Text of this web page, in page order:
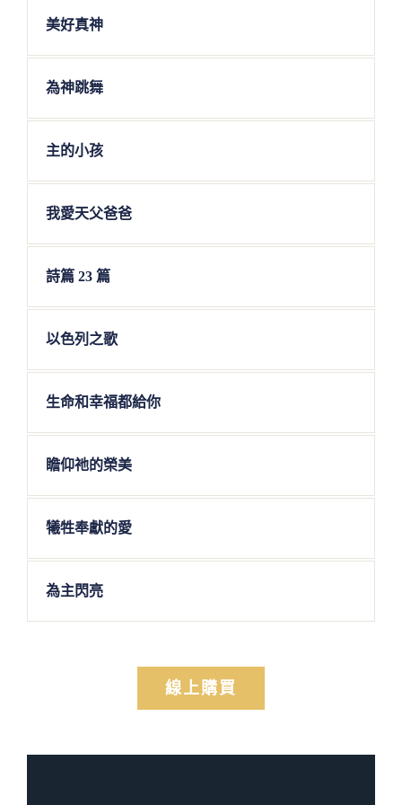
美好真神
為神跳舞
主的小孩
我愛天父爸爸
詩篇 23 篇
以色列之歌
生命和幸福都給你
瞻仰祂的榮美
犧牲奉獻的愛
為主閃亮
線上購買